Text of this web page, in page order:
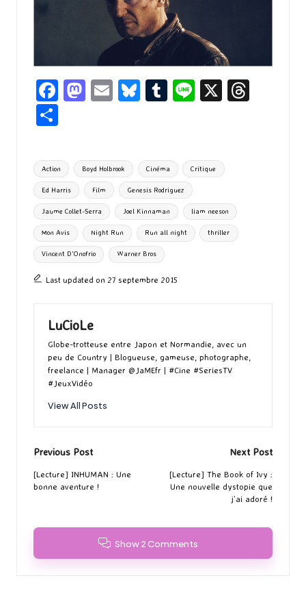
Fa
o
o
k
M
d
o
n
E
l
Bl
ky
T
bl
r
Li X
ta
g
er
Tags:
Action Boyd Holbrook Cinéma Critique
Ed Harris Film Genesis Rodriguez
Jaume Collet-Serra Joel Kinnaman liam neeson
Mon Avis Night Run Run all night thriller
Vincent D'Onofrio Warner Bros
Last updated on 27 septembre 2015
LuCioLe
Globe-trotteuse entre Japon et Normandie, avec un
peu de Country | Blogueuse, gameuse, photographe,
freelance | Manager @JaMEfr | #Cine #SeriesTV
#JeuxVidéo
View All Posts
Post
navigation
Previous Post
[Lecture] INHUMAN : Une
bonne aventure !
Next Post
[Lecture] The Book of Ivy :
Une nouvelle dystopie que
j’ai adoré !
Show 2 Comments